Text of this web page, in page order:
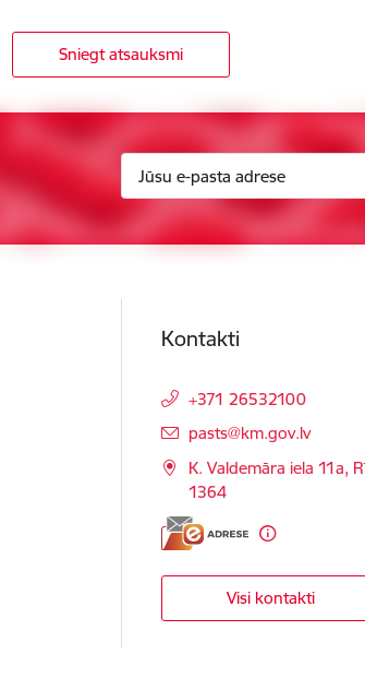
Sniegt atsauksmi
Kontakti
+371 26532100
E-pasts:
pasts@km.gov.lv
K. Valdemāra iela 11a,
1364
Visi kontakti